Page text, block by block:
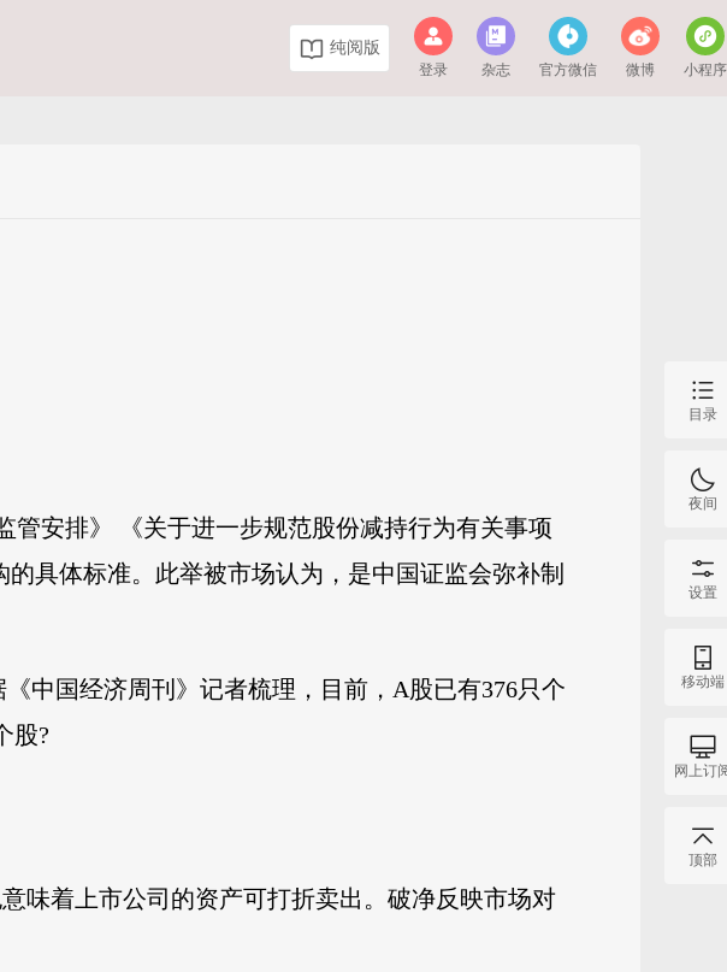
纯阅版
登录 杂志 官方微信 微博 小程序
管安排》 《关于进一步规范股份减持行为有关事项
具体标准。此举被市场认为，是中国证监会弥补制
中国经济周刊》记者梳理，目前，A股已有376只个
股?
味着上市公司的资产可打折卖出。破净反映市场对
目录
夜间
设置
移动端
网上订
顶部